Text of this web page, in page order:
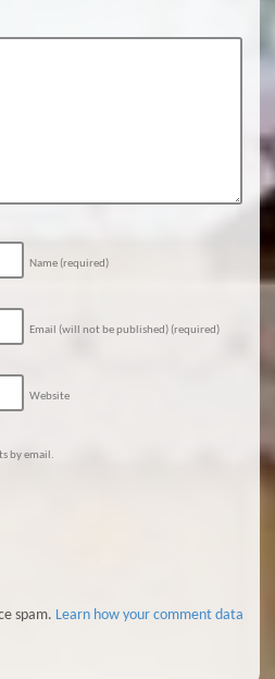
Name (required)
Email (will not be published) (required)
Website
by email.
spam. Learn how your comment data